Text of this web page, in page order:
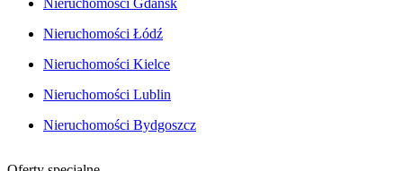
Nieruchomości Gdańsk
Nieruchomości Łódź
Nieruchomości Kielce
Nieruchomości Lublin
Nieruchomości Bydgoszcz